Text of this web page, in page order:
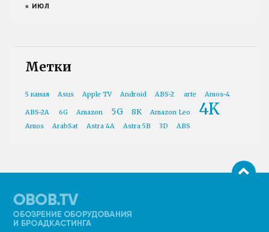
« ИЮЛ
Метки
5 канал Asus Apple TV Android ABS-2 arte Amos-4
ABS-2A 6G Amazon 5G 8K Amazon Leo 4K
Amos ArabSat Astra 4A Astra 5B 3D ABS